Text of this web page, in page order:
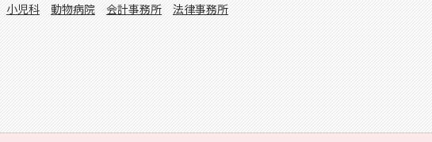
小児科 動物病院 会計事務所 法律事務所